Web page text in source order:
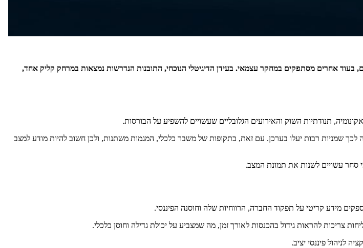
בעוד אחרים מסתפקים במחקר עצמאי. בעידן הדיגיטלי הנוכחי, התובנות הנדרשות נמצאות במרחק קליק אחד,
תנודתיות השוק והאירועים הגלובליים שעשויים להשפיע על הבורסות.
שמניות רבות יעלו בערכן. עם זאת, בתקופות של משבר כלכלי, המגמות משתנות, ולכן חשוב להיות מודע למצב
סחר עשויים לשנות את תמונת המצב.
מידע קריטי על תפקוד החברה, הרווחיות שלה וחוסנה הפיננסי.
להראות גידול בהכנסות לאורך זמן, מה שמצביע על יכולת גדילה וחוסן כלכלי.
לניהול פיננסי יציב.